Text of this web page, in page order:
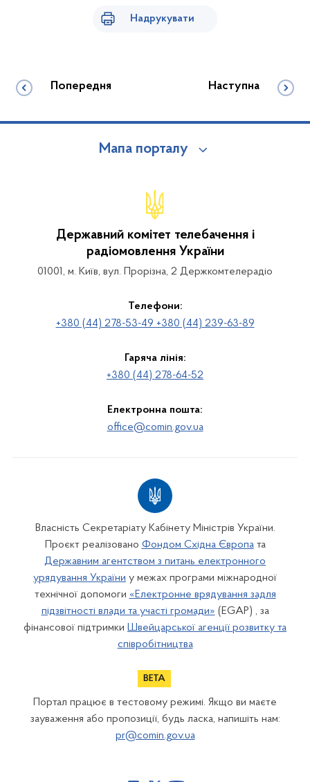
Надрукувати
Попередня Наступна
Мапа порталу
Державний комітет телебачення і
радіомовлення України
01001, м. Київ, вул. Прорізна, 2 Держкомтелерадіо
Телефони:
+380 (44) 278-53-49 +380 (44) 239-63-89
Гаряча лінія:
+380 (44) 278-64-52
Електронна пошта:
office@comin.gov.ua
Власність Секретаріату Кабінету Міністрів України.
Проєкт реалізовано Фондом Східна Європата
Державним агентством з питань електронного
урядування України у межах програми міжнародної
технічної допомоги «Електронне врядування задля
підзвітності влади та участі громади» (EGAP) , за
фінансової підтримки Швейцарської агенції розвитку та
співробітництва
Портал працює в тестовому режимі. Якщо ви маєте
зауваження або пропозиції, будь ласка, напишіть нам:
pr@comin.gov.ua